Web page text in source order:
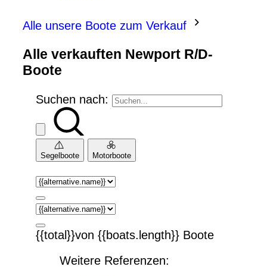
Alle unsere Boote zum Verkauf
Alle verkauften Newport R/D-
Boote
Suchen nach:
Segelboote Motorboote
{{total}}von {{boats.length}} Boote
Weitere Referenzen: